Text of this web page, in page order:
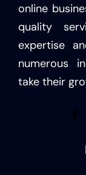
online
quality
expertise
numerous
take their